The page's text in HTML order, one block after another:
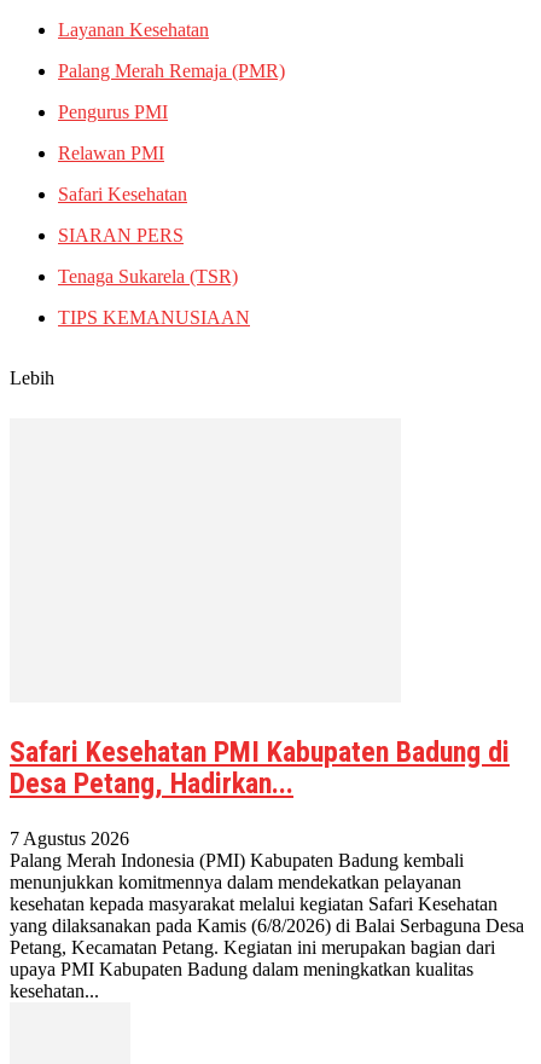
Layanan Kesehatan
Palang Merah Remaja (PMR)
Pengurus PMI
Relawan PMI
Safari Kesehatan
SIARAN PERS
Tenaga Sukarela (TSR)
TIPS KEMANUSIAAN
Lebih
Safari Kesehatan PMI Kabupaten Badung di
Desa Petang, Hadirkan...
7 Agustus 2026
Palang Merah Indonesia (PMI) Kabupaten Badung kembali
menunjukkan komitmennya dalam mendekatkan pelayanan
kesehatan kepada masyarakat melalui kegiatan Safari Kesehatan
yang dilaksanakan pada Kamis (6/8/2026) di Balai Serbaguna Desa
Petang, Kecamatan Petang. Kegiatan ini merupakan bagian dari
upaya PMI Kabupaten Badung dalam meningkatkan kualitas
kesehatan...